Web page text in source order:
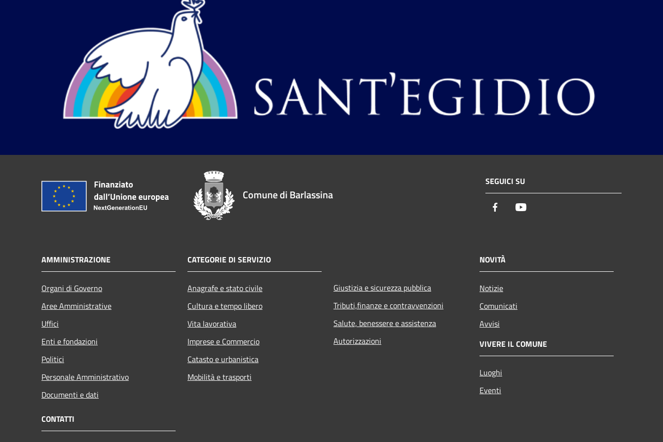
Comune di Barlassina
SEGUICI SU
Facebook
AMMINISTRAZIONE
Organi di Governo
Aree Amministrative
Uffici
Enti e fondazioni
Politici
Personale Amministrativo
Documenti e dati
CATEGORIE DI SERVIZIO
Anagrafe e stato civile
Cultura e tempo libero
Vita lavorativa
Imprese e Commercio
Catasto e urbanistica
Mobilità e trasporti
Giustizia e sicurezza pubblica
Tributi,finanze e contravvenzioni
Salute, benessere e assistenza
Autorizzazioni
NOVITÀ
Notizie
Comunicati
Avvisi
VIVERE IL COMUNE
Luoghi
Eventi
CONTATTI